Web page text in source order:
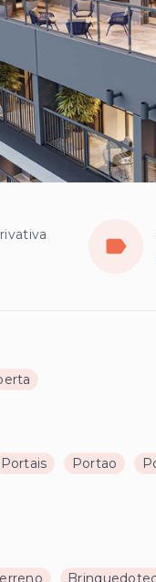
Portais Portao